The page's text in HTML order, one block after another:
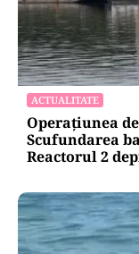
ACTUALITATE
Operațiunea
Scufundarea
Reactorul 2